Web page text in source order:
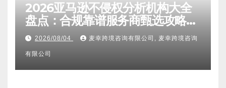
2026亚马逊不侵权分析机构大全
盘点：合规靠谱服务商甄选攻略、
避坑FAQ及标杆机构实力详解
2026/08/04 麦幸跨境咨询有限公司, 麦幸跨境咨询
有限公司